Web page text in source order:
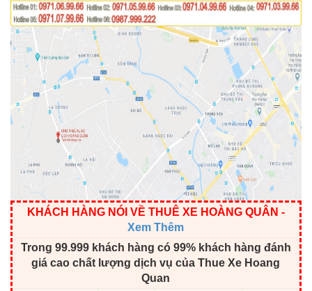
KHÁCH HÀNG NÓI VỀ THUÊ XE HOÀNG QUÂN -
Xem Thêm
Trong 99.999 khách hàng có 99% khách hàng đánh
giá cao chất lượng dịch vụ của Thue Xe Hoang
Quan